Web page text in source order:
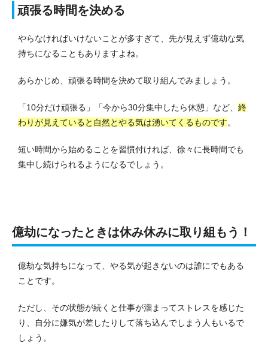
頑張る時間を決める
やらなければいけないことが多すぎて、先が見えず億劫な気
持ちになることもありますよね。
あらかじめ、頑張る時間を決めて取り組んでみましょう。
「10分だけ頑張る」「今から30分集中したら休憩」など、 終
わりが見えていると自然とやる気は湧いてくるものです。
短い時間から始めることを習慣付ければ、徐々に長時間でも
集中し続けられるようになるでしょう。
億劫になったときは休み休みに取り組もう！
億劫な気持ちになって、やる気が起きないのは誰にでもある
ことです。
ただし、その状態が続くと仕事が溜まってストレスを感じた
り、自分に嫌気が差したりして落ち込んでしまう人もいるで
しょう。